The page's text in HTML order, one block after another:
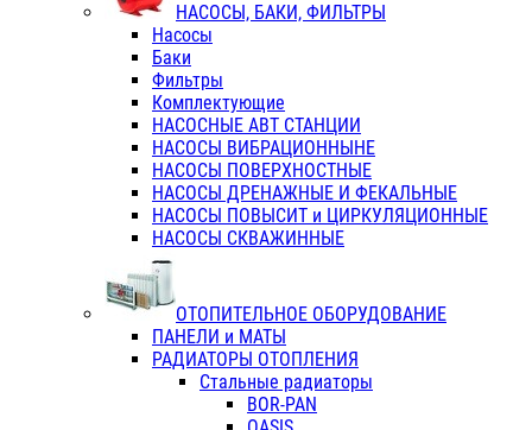
НАСОСЫ, БАКИ, ФИЛЬТРЫ
Насосы
Баки
Фильтры
Комплектующие
НАСОСНЫЕ АВТ СТАНЦИИ
НАСОСЫ ВИБРАЦИОННЫНЕ
НАСОСЫ ПОВЕРХНОСТНЫЕ
НАСОСЫ ДРЕНАЖНЫЕ И ФЕКАЛЬНЫЕ
НАСОСЫ ПОВЫСИТ и ЦИРКУЛЯЦИОННЫЕ
НАСОСЫ СКВАЖИННЫЕ
ОТОПИТЕЛЬНОЕ ОБОРУДОВАНИЕ
ПАНЕЛИ и МАТЫ
РАДИАТОРЫ ОТОПЛЕНИЯ
Стальные радиаторы
BOR-PAN